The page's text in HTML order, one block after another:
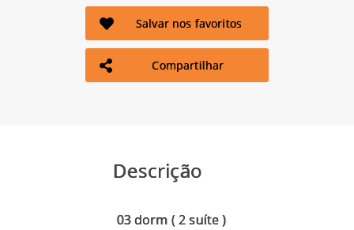
Salvar nos favoritos
Compartilhar
Descrição
03 dorm ( 2 suíte )